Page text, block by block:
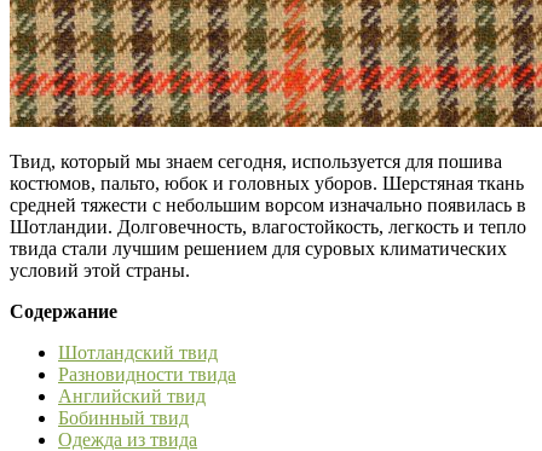
Твид, который мы знаем сегодня, используется для пошива
костюмов, пальто, юбок и головных уборов. Шерстяная ткань
средней тяжести с небольшим ворсом изначально появилась в
Шотландии. Долговечность, влагостойкость, легкость и тепло
твида стали лучшим решением для суровых климатических
условий этой страны.
Содержание
Шотландский твид
Разновидности твида
Английский твид
Бобинный твид
Одежда из твида